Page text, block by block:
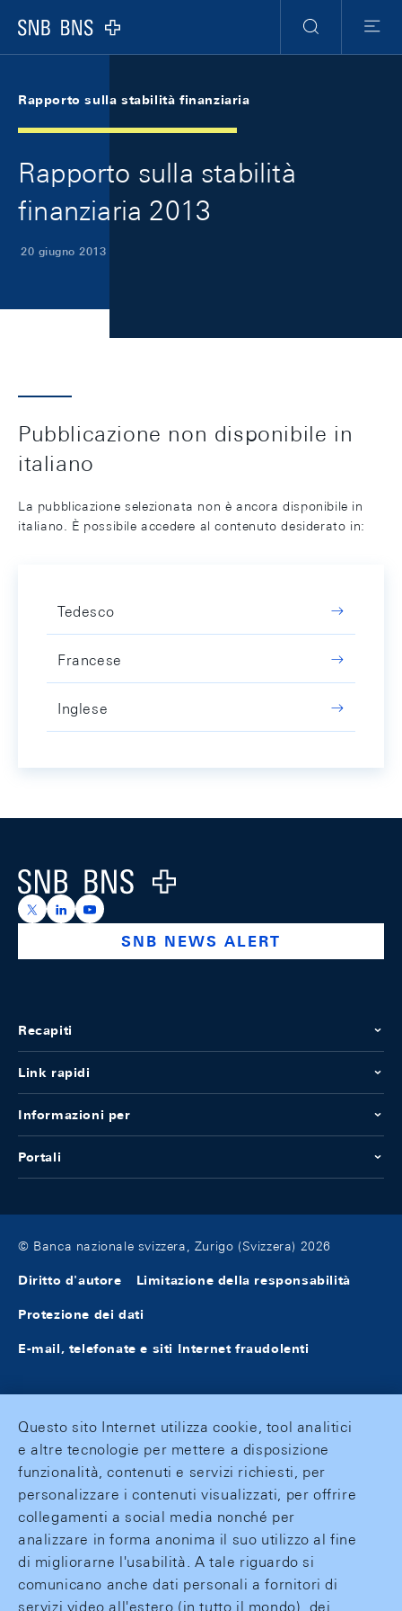
Logo
Ricerca
Menu
Rapporto sulla stabilità finanziaria
Rapporto sulla stabilità
finanziaria 2013
20 giugno 2013
Pubblicazione non disponibile in
italiano
La pubblicazione selezionata non è ancora disponibile in
italiano. È possibile accedere al contenuto desiderato in:
Tedesco
Francese
Inglese
Logo
https://x.com/snb_bns
https://ch.linkedin.com/company/swiss-national-
https://www.youtube.com/@swissnationalbank
SNB NEWS ALERT
Recapiti
Link rapidi
Informazioni per
Portali
© Banca nazionale svizzera, Zurigo (Svizzera) 2026
Diritto d'autore Limitazione della responsabilità
Protezione dei dati
E-mail, telefonate e siti Internet fraudolenti
Questo sito Internet utilizza cookie, tool analitici
e altre tecnologie per mettere a disposizione
funzionalità, contenuti e servizi richiesti, per
personalizzare i contenuti visualizzati, per offrire
collegamenti a social media nonché per
analizzare in forma anonima il suo utilizzo al fine
di migliorarne l'usabilità. A tale riguardo si
comunicano anche dati personali a fornitori di
servizi video all'estero (in tutto il mondo), dei